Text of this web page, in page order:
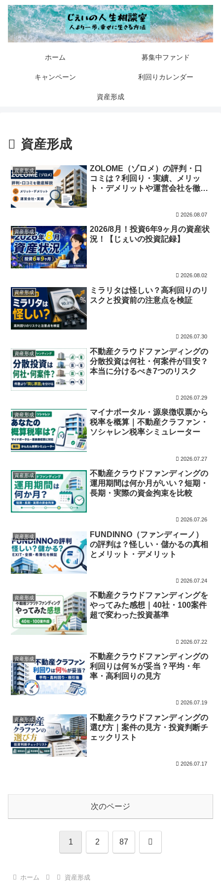
ホーム 募集中ファンド
キャンペーン 利回りカレンダー
資産形成
資産形成
資産形成
ZOLOME（ゾロメ）の評判・口
コミは？利回り・実績、メリッ
ト・デメリットや運営会社を徹底
2026.08.07
資産形成
2026/8月！投資6年9ヶ月の資産状
況！【じぇいの投資記録】
2026.08.02
資産形成
ミラリタは怪しい？高利回りのリ
スクと投資前の注意点を検証
2026.07.30
資産形成
不動産クラウドファンディングの
分散投資は何社・何案件が目安？
本当に分けるべき7つのリスク
2026.07.29
資産形成
マイナポータル・源泉徴収票から
税率を概算｜不動産クラファン・
ソシャレン税率シミュレーター
2026.07.27
資産形成
不動産クラウドファンディングの
運用期間は何か月がいい？短期・
長期・実際の資金拘束を比較
2026.07.26
資産形成
FUNDINNO（ファンディーノ）
の評判は？怪しい・儲かるの真相
とメリット・デメリット
2026.07.24
資産形成
不動産クラウドファンディングを
やってみた感想｜40社・100案件
超で変わった投資基準
2026.07.22
資産形成
不動産クラウドファンディングの
利回りは何％が妥当？平均・年
率・高利回りの見方
2026.07.19
資産形成
不動産クラウドファンディングの
選び方｜案件の見方・投資判断チ
ェックリスト
2026.07.17
次のページ
1 2 87 次
ホーム 資産形成